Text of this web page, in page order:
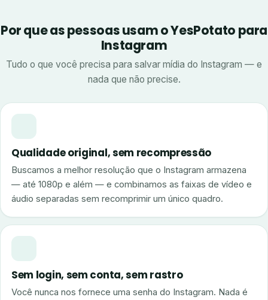
Por que as pessoas usam o YesPotato para
Instagram
Tudo o que você precisa para salvar mídia do Instagram — e
nada que não precise.
Qualidade original, sem recompressão
Buscamos a melhor resolução que o Instagram armazena
— até 1080p e além — e combinamos as faixas de vídeo e
áudio separadas sem recomprimir um único quadro.
Sem login, sem conta, sem rastro
Você nunca nos fornece uma senha do Instagram. Nada é